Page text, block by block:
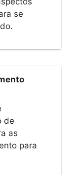
se
de
as
para